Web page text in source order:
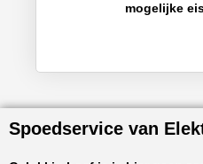
mogelijke
Spoedservice van